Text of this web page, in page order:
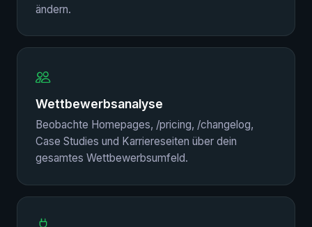
ändern.
Wettbewerbsanalyse
Beobachte Homepages, /pricing, /changelog,
Case Studies und Karriereseiten über dein
gesamtes Wettbewerbsumfeld.